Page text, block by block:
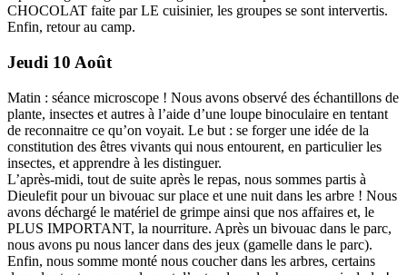
CHOCOLAT faite par LE cuisinier, les groupes se sont intervertis.
Enfin, retour au camp.
Jeudi 10 Août
Matin : séance microscope ! Nous avons observé des échantillons de
plante, insectes et autres à l’aide d’une loupe binoculaire en tentant
de reconnaitre ce qu’on voyait. Le but : se forger une idée de la
constitution des êtres vivants qui nous entourent, en particulier les
insectes, et apprendre à les distinguer.
L’après-midi, tout de suite après le repas, nous sommes partis à
Dieulefit pour un bivouac sur place et une nuit dans les arbre ! Nous
avons déchargé le matériel de grimpe ainsi que nos affaires et, le
PLUS IMPORTANT, la nourriture. Après un bivouac dans le parc,
nous avons pu nous lancer dans des jeux (gamelle dans le parc).
Enfin, nous somme monté nous coucher dans les arbres, certains